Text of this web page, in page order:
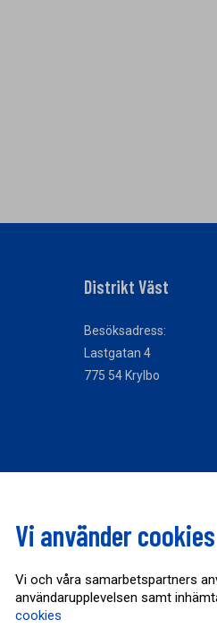
Distrikt Väst
Besöksadress:
Lastgatan 4
775 54 Krylbo
Vi använder cookies
Vi och våra samarbetspartners
användarupplevelsen samt
cookies